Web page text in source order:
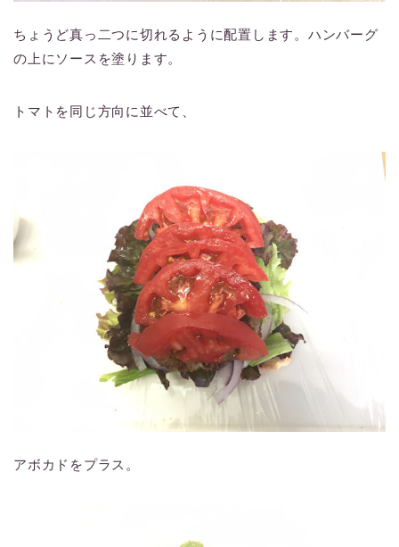
ちょうど真っ二つに切れるように配置します。ハンバーグ
の上にソースを塗ります。
トマトを同じ方向に並べて、
アボカドをプラス。